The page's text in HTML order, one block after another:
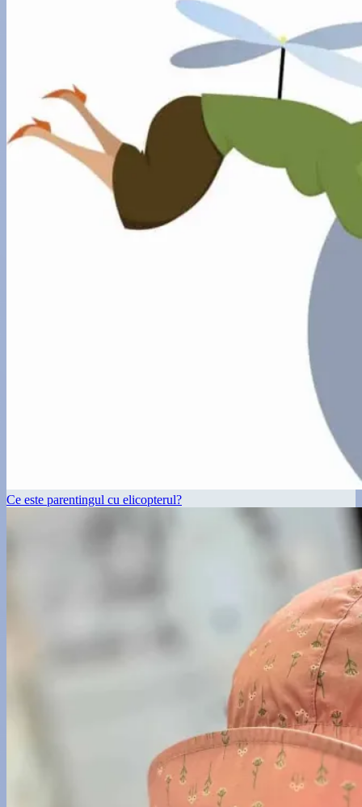
Ce este parentingul cu elicopterul?